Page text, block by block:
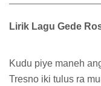
Lirik Lagu Gede
Kudu piye maneh
Tresno iki tulus ra